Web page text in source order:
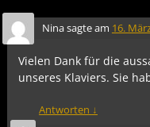
Ninasagte am 16.
Vielen Dank für die
unseres Klaviers. Sie
Antworten ↓